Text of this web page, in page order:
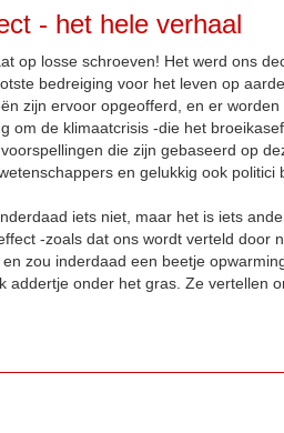
- het hele verhaal
op losse schroeven! Het werd ons
bedreiging voor het leven op
zijn ervoor opgeofferd, en er
om de klimaatcrisis -die het
die zijn gebaseerd op
en gelukkig ook politici
iets niet, maar het is iets
-zoals dat ons wordt verteld door
zou inderdaad een beetje
addertje onder het gras. Ze vertellen